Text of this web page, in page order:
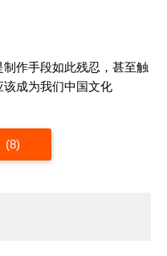
作手段如此残忍，甚至触
成为我们中国文化
(8)